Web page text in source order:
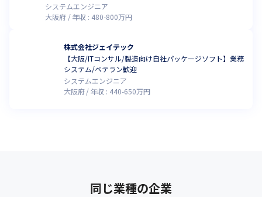
システムエンジニア
大阪府
年収 : 480-800万円
株式会社ジェイテック
【大阪/ITコンサル/製造向け自社パッケージソフト】業務
システム/ベテラン歓迎
システムエンジニア
大阪府
年収 : 440-650万円
同じ業種の企業